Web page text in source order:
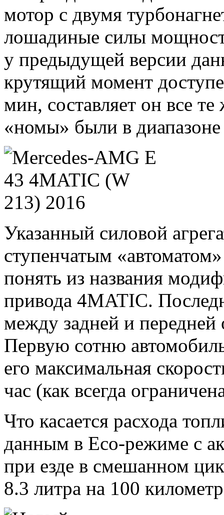
мотор с двумя
лошадиные силы
у предыдущей версии
крутящий момент
мин, составляет он все
«номы» были в
Указанный силовой
ступенчатым
понять из названия
привода 4MATIC.
между задней и
Первую сотню
его максимальная
час (как всегда
Что касается расхода
данным в Eco-режиме с
при езде в смешанном
8.3 литра на 100